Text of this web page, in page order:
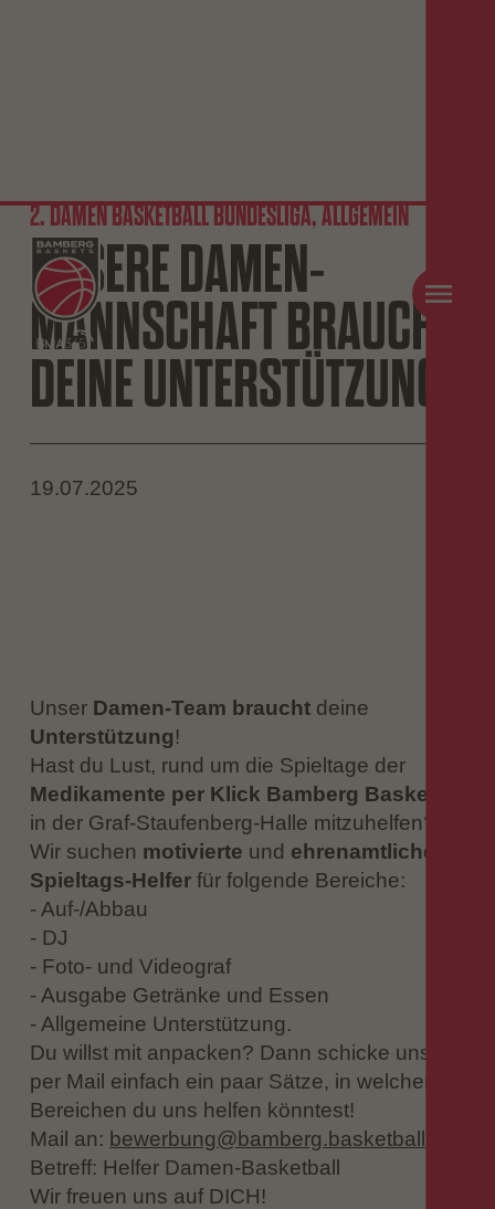
2. DAMEN BASKETBALL BUNDESLIGA, ALLGEMEIN
UNSERE DAMEN-
MANNSCHAFT BRAUCHT
DEINE UNTERSTÜTZUNG!
19.07.2025
Unser Damen-Team braucht deine
Unterstützung!
Hast du Lust, rund um die Spieltage der
Medikamente per Klick Bamberg Baskets
in der Graf-Staufenberg-Halle mitzuhelfen?
Wir suchen motivierte und ehrenamtliche
Spieltags-Helfer für folgende Bereiche:
- Auf-/Abbau
- DJ
- Foto- und Videograf
- Ausgabe Getränke und Essen
- Allgemeine Unterstützung.
Du willst mit anpacken? Dann schicke uns
per Mail einfach ein paar Sätze, in welchen
Bereichen du uns helfen könntest!
Mail an: bewerbung@bamberg.basketball
Betreff: Helfer Damen-Basketball
Wir freuen uns auf DICH!